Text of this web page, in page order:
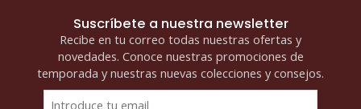
Suscríbete a nuestra newsletter
Recibe en tu correo todas nuestras ofertas y
novedades. Conoce nuestras promociones de
temporada y nuestras nuevas colecciones y consejos.